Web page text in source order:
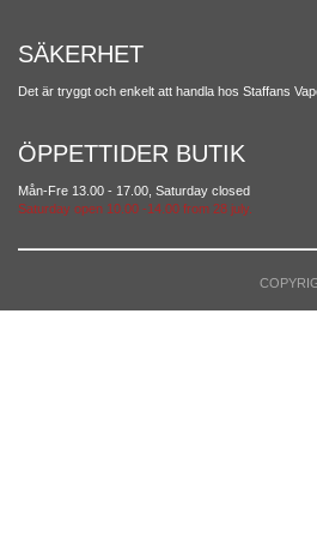
SÄKERHET
Det är tryggt och enkelt att handla hos Staffans
ÖPPETTIDER BUTIK
Mån-Fre 13.00 - 17.00, Saturday closed
Saturday open 10.00 -14.00 from 28 july.